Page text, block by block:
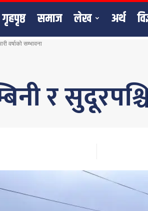
गृहपृष्ठ समाज लेख अर्थ
वर्षाको सम्भावना
र